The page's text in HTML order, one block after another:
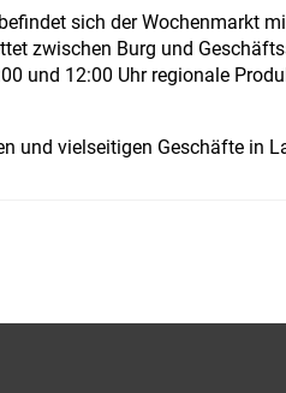
sich der Wochenmarkt
zwischen Burg und
und 12:00 Uhr regionale
und vielseitigen Geschäfte in